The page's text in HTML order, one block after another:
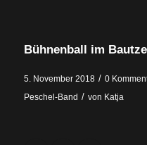
Bühnenball im
5. November 2018 / 0
Peschel-Band / von Katja